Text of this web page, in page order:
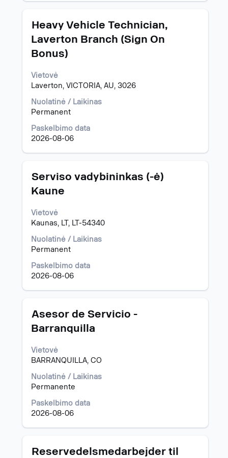
Pavadinimas
Heavy Vehicle Technician,
Laverton Branch (Sign On
Bonus)
Vietovė
Laverton, VICTORIA, AU, 3026
Nuolatinė / Laikinas
Permanent
Paskelbimo data
2026-08-06
Norėdami
peržiūrėti
visą
informaciją
pareigybę,
pasirinkite
tarpo
klavišą.
Pavadinimas
Serviso vadybininkas (-ė)
Kaune
Vietovė
Kaunas, LT, LT-54340
Nuolatinė / Laikinas
Permanent
Paskelbimo data
2026-08-06
Norėdami
visą
apie
pareigybę,
pasirinkite
spausdami
klavišą.
Pavadinimas
Asesor de Servicio -
Barranquilla
Vietovė
BARRANQUILLA, CO
Nuolatinė / Laikinas
Permanente
Paskelbimo data
2026-08-06
Norėdami
visą
apie
pareigybę,
pasirinkite
spausdami
klavišą.
Pavadinimas
Reservedelsmedarbejder til
Norėdami